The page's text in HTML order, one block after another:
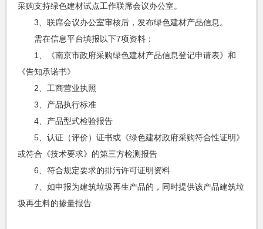
采购支持绿色建材试点工作联席会议办公室。
3、联席会议办公室审核后，发布绿色建材产品信息。
需在信息平台填报以下7项资料：
1、《南京市政府采购绿色建材产品信息登记申请表》和
《告知承诺书》
2、工商营业执照
3、产品执行标准
4、产品型式检验报告
5、认证（评价）证书或《绿色建材政府采购符合性证明》
或符合《技术要求》的第三方检测报告
6、符合规定要求的排污许可证明资料
7、如申报为建筑垃圾再生产品的，同时提供该产品建筑垃
圾再生料的掺量报告